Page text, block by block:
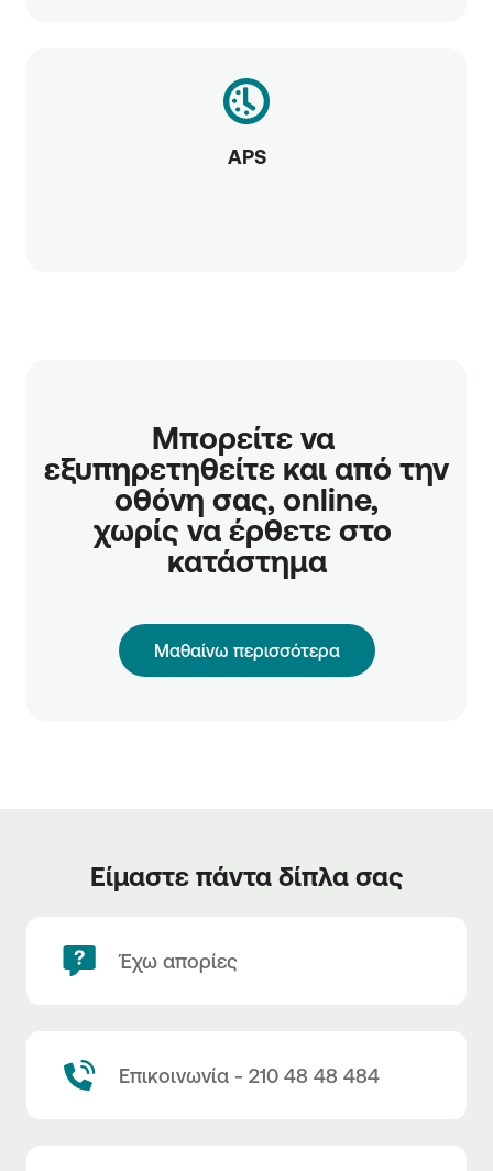
APS
Μπορείτε να
εξυπηρετηθείτε και από την
οθόνη σας, online,
χωρίς να έρθετε στο
κατάστημα
Μαθαίνω περισσότερα
Είμαστε πάντα δίπλα σας
Έχω απορίες
Επικοινωνία - 210 48 48 484